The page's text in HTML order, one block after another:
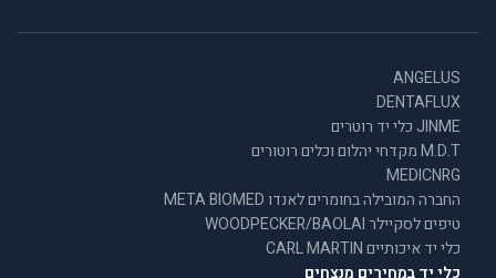
ANGELUS
DENTAFLUX
JINME כלי יד רוטרים
M.D.T מקדחי יהלום וכלים רוטורים
MEDICNRG
החברה המובילה בחומרים לאנדו META BIOMED
טיפים לסקיילר WOODPECKER/BAOLAI
כלי יד איכותיים CARL MARTIN
כלי יד במחירים מנצחים